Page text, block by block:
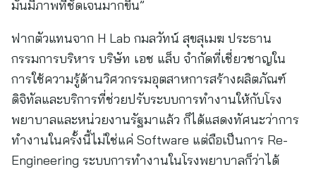
มันมีภาพที่ชัดเจนมากขึ้น”
ฟากตัวแทนจาก H Lab กมลวัทน์ สุขสุเมฆ ประธาน
กรรมการบริหาร บริษัท เอช แล็บ จำกัดที่เชี่ยวชาญใน
การใช้ความรู้ด้านวิศวกรรมอุตสาหการสร้างผลิตภัณฑ์
ดิจิทัลและบริการที่ช่วยปรับระบบการทำงานให้กับโรง
พยาบาลและหน่วยงานรัฐมาแล้ว ก็ได้แสดงทัศนะว่าการ
ทำงานในครั้งนี้ไม่ใช่แค่ Software แต่ถือเป็นการ Re-
Engineering ระบบการทำงานในโรงพยาบาลก็ว่าได้